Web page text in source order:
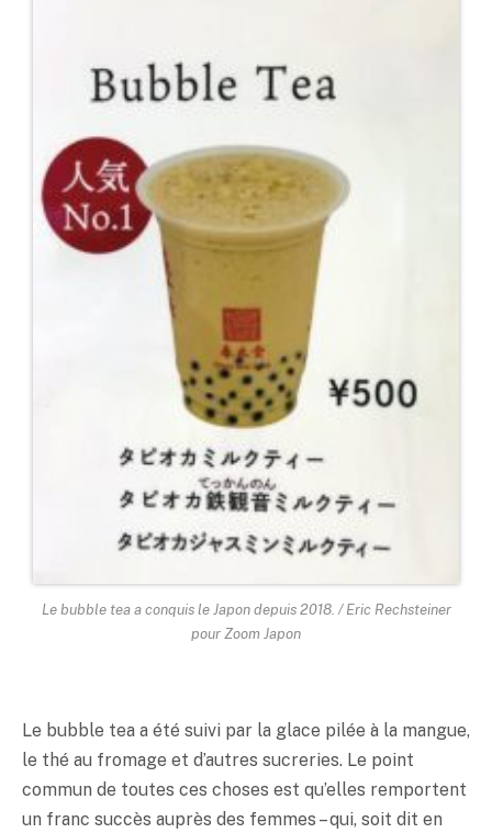
Le bubble tea a conquis le Japon depuis 2018. / Eric Rechsteiner
pour Zoom Japon
Le bubble tea a été suivi par la glace pilée à la mangue,
le thé au fromage et d’autres sucreries. Le point
commun de toutes ces choses est qu’elles remportent
un franc succès auprès des femmes – qui, soit dit en